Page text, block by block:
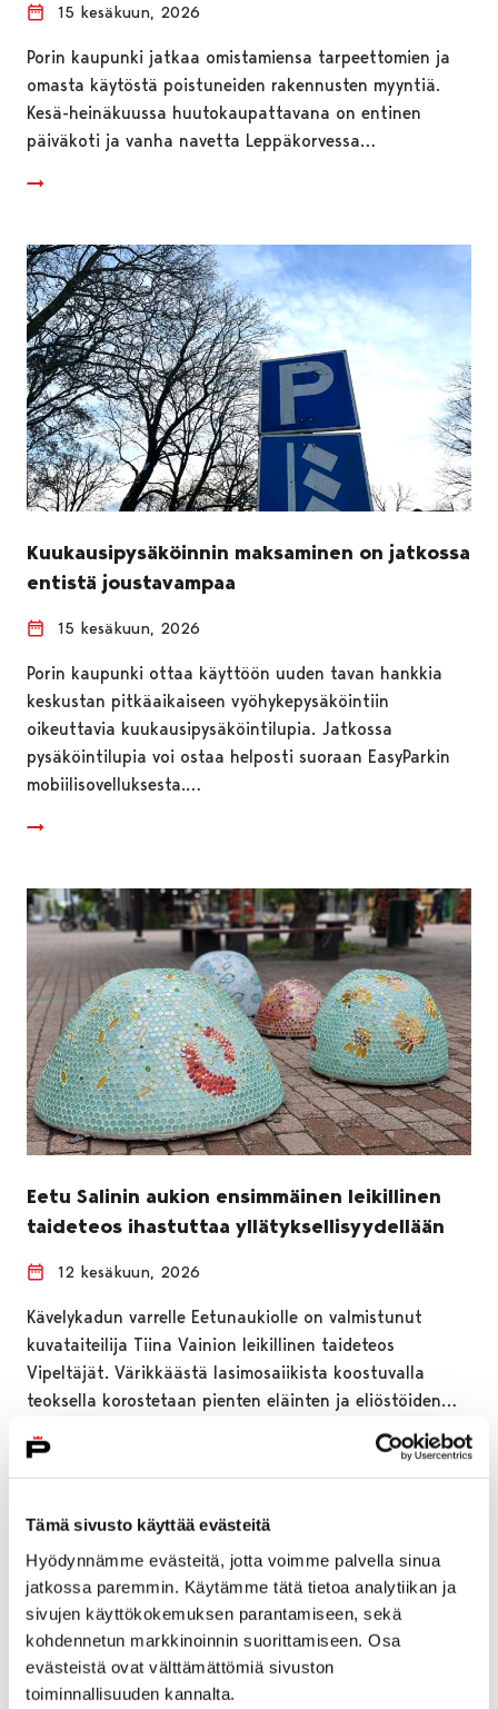
Tämä sivusto käyttää evästeitä
Hyödynnämme evästeitä, jotta voimme palvella sinua
jatkossa paremmin. Käytämme tätä tietoa analytiikan ja
sivujen käyttökokemuksen parantamiseen, sekä
kohdennetun markkinoinnin suorittamiseen. Osa
evästeistä ovat välttämättömiä sivuston
toiminnallisuuden kannalta.
15 kesäkuun, 2026
Porin kaupunki jatkaa omistamiensa tarpeettomien ja
omasta käytöstä poistuneiden rakennusten myyntiä.
Kesä-heinäkuussa huutokaupattavana on entinen
päiväkoti ja vanha navetta Leppäkorvessa…
Kuukausipysäköinnin maksaminen on jatkossa
entistä joustavampaa
15 kesäkuun, 2026
Porin kaupunki ottaa käyttöön uuden tavan hankkia
keskustan pitkäaikaiseen vyöhykepysäköintiin
oikeuttavia kuukausipysäköintilupia. Jatkossa
pysäköintilupia voi ostaa helposti suoraan EasyParkin
mobiilisovelluksesta.…
Eetu Salinin aukion ensimmäinen leikillinen
taideteos ihastuttaa yllätyksellisyydellään
12 kesäkuun, 2026
Kävelykadun varrelle Eetunaukiolle on valmistunut
kuvataiteilija Tiina Vainion leikillinen taideteos
Vipeltäjät. Värikkäästä lasimosaiikista koostuvalla
teoksella korostetaan pienten eläinten ja eliöstöiden…